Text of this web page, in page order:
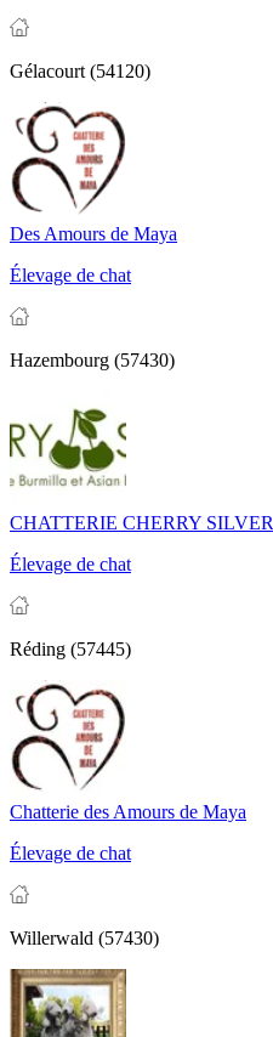
Gélacourt (54120)
Des Amours de Maya
Élevage de chat
Hazembourg (57430)
CHATTERIE CHERRY SILVER
Élevage de chat
Réding (57445)
Chatterie des Amours de Maya
Élevage de chat
Willerwald (57430)